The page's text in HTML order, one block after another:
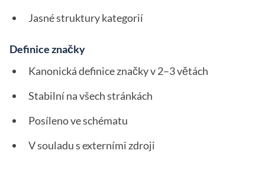
Jasné struktury kategorií
Definice značky
Kanonická definice značky v 2–3 větách
Stabilní na všech stránkách
Posíleno ve schématu
V souladu s externími zdroji